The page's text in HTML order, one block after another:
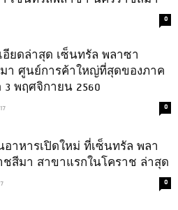
0
อียดล่าสุด เซ็นทรัล พลาซา
า ศูนย์การค้าใหญ่ที่สุดของภาค
พฤศจิกายน 2560
0
อาหารเปิดใหม่ ที่เซ็นทรัล พลา
สีมา สาขาแรกในโคราช ล่าสุด
0